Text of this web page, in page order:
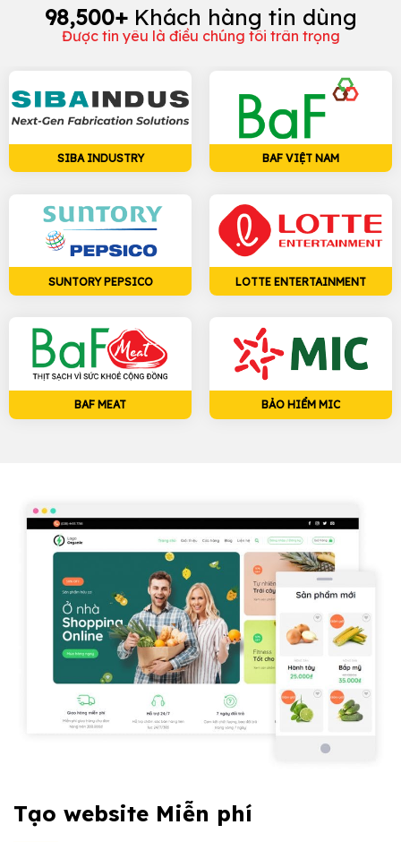
98,500+Khách hàng tin dùng
Được tin yêu là điều chúng tôi trân trọng
SIBA INDUSTRY BAF VIỆT NAM
SUNTORY PEPSICO LOTTE ENTERTAINMENT
BAF MEAT BẢO HIỂM MIC
Tạo website Miễn phí